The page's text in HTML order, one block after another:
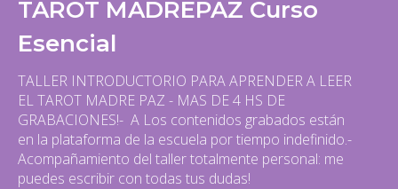
TAROT MADREPAZ Curso
Esencial
TALLER INTRODUCTORIO PARA APRENDER A LEER
EL TAROT MADRE PAZ - MAS DE 4 HS DE
GRABACIONES! ​- A Los contenidos grabados están
en la plataforma de la escuela por tiempo indefinido. ​-
Acompañamiento del taller totalmente personal: me
puedes escribir con todas tus dudas!